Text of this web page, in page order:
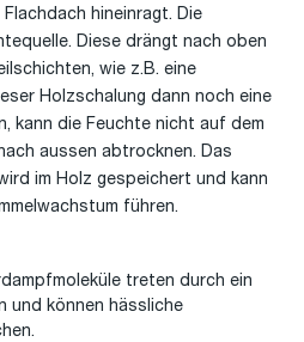
hineinragt. Die
Diese drängt nach oben
wie z.B. eine
Holzschalung dann noch eine
kann die Feuchte nicht auf dem
aussen abtrocknen. Das
im Holz gespeichert und kann
führen.
treten durch ein
und können hässliche